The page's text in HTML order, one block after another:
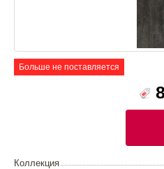
Больше не поставляется
Коллекция